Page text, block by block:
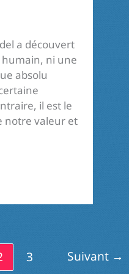
a découvert
humain, ni une
absolu
il est le
notre valeur et
3 Suivant →